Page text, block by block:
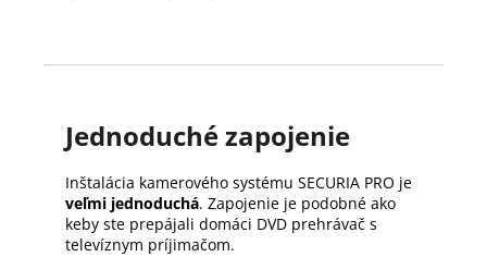
Jednoduché zapojenie
Inštalácia kamerového systému SECURIA PRO je
veľmi jednoduchá. Zapojenie je podobné ako
keby ste prepájali domáci DVD prehrávač s
televíznym príjimačom.